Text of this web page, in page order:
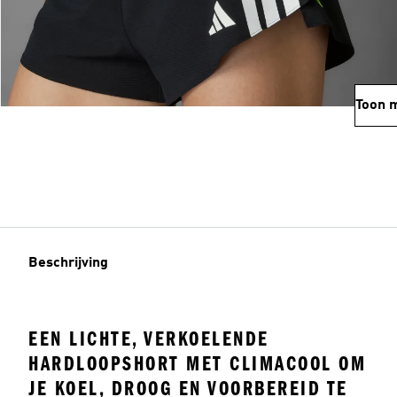
Toon
Beschrijving
EEN LICHTE, VERKOELENDE
HARDLOOPSHORT MET CLIMACOOL OM
JE KOEL, DROOG EN VOORBEREID TE